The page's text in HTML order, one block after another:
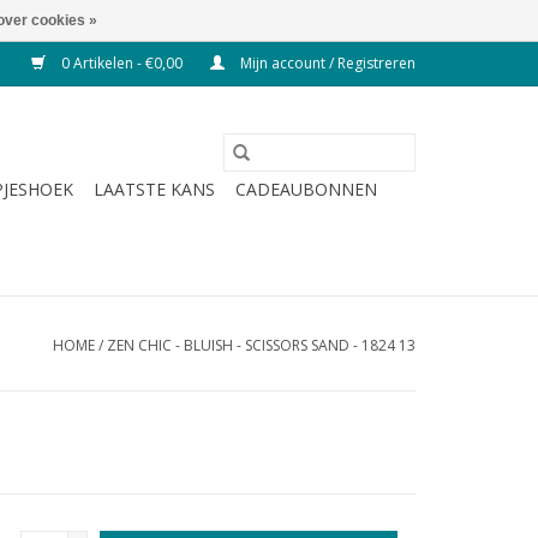
0 Artikelen - €0,00 Mijn account / Registreren
LAATSTE KANS
CADEAUBONNEN
HOME/ ZEN CHIC - BLUISH - SCISSORS SAND - 1824 13
cookies »